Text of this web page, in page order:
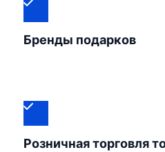
Бренды подарков
Розничная торговля